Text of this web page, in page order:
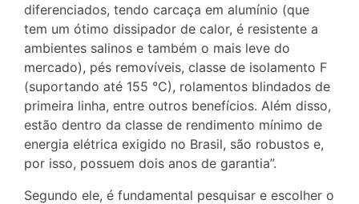
diferenciados, tendo carcaça em alumínio (que
tem um ótimo dissipador de calor, é resistente a
ambientes salinos e também o mais leve do
mercado), pés removíveis, classe de isolamento F
(suportando até 155 °C), rolamentos blindados de
primeira linha, entre outros benefícios. Além disso,
estão dentro da classe de rendimento mínimo de
energia elétrica exigido no Brasil, são robustos e,
por isso, possuem dois anos de garantia”.
Segundo ele, é fundamental pesquisar e escolher o